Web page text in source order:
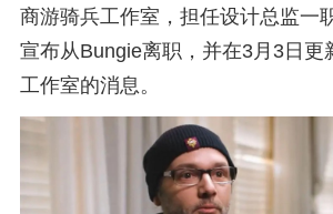
商游骑兵工作室，担任设计总监一
宣布从Bungie离职，并在3月3日更
工作室的消息。